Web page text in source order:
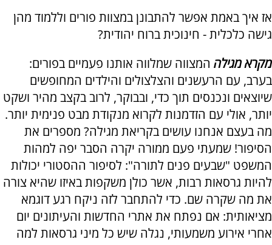
אז איך באמת אפשר להתבונן במצוות פורים וללמוד מהן
גישה כלכלית - חינוכית ברוח יהודית?
מקרא מגילה המצווה שמלווה אותנו פעמיים בפורים:
בערב, עם הרעשנים והצלצולים והילדים המחופשים
שיוצאים ונכנסים תוך כדי, ובבוקר, לרוב בקצב מהיר ושקט
יותר, אולי עם הזדמנות לקרוא מנקודת מבט פנימית יותר.
מה בעצם אנחנו עושים בקריאת מגילה? מספרים את
הסיפור! שמעתי פעם ממורה יקרה הסבר יפה למהות
המשפט "שבעים פנים לתורה": לסיפור ההסטורי יכולות
להיות גרסאות רבות, אשר כולן משקפות באיזו שהיא צורה
את מה שקרה שם. כדי להתחבר לזה ניקח רגע דוגמא
מציאותית: אם נפתח את אתרי החדשות והעיתונים יום
אחרי אירוע משמעותי, נגלה שיש כל מיני גרסאות למה